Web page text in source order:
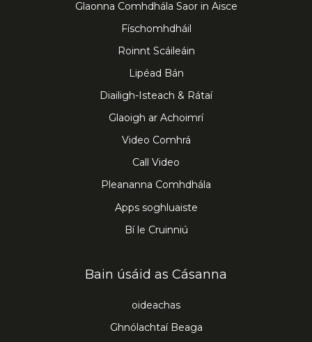
Glaonna Comhdhála Saor in Aisce
Físchomhdháil
Roinnt Scáileáin
Lipéad Bán
Diailigh-Isteach & Rátaí
Glaoigh ar Achoimrí
Video Comhrá
Call Video
Pleananna Comhdhála
Apps soghluaiste
Bí le Cruinniú
Bain úsáid as Cásanna
oideachas
Ghnólachtaí Beaga